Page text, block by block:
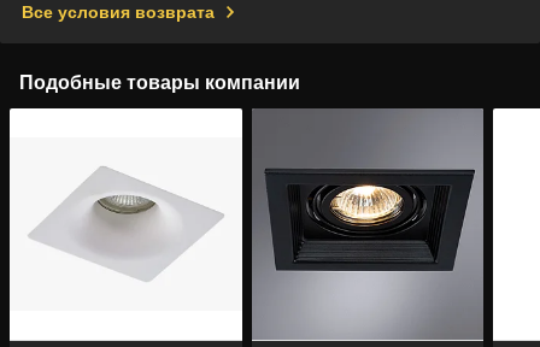
Все условия возврата
Подобные товары компании